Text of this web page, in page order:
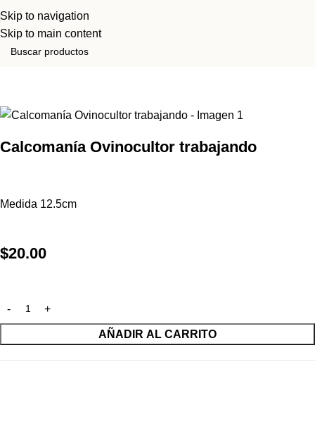
Skip to navigation
Skip to main content
Calcomanía Ovinocultor trabajando
Medida 12.5cm
$20.00
AÑADIR AL CARRITO